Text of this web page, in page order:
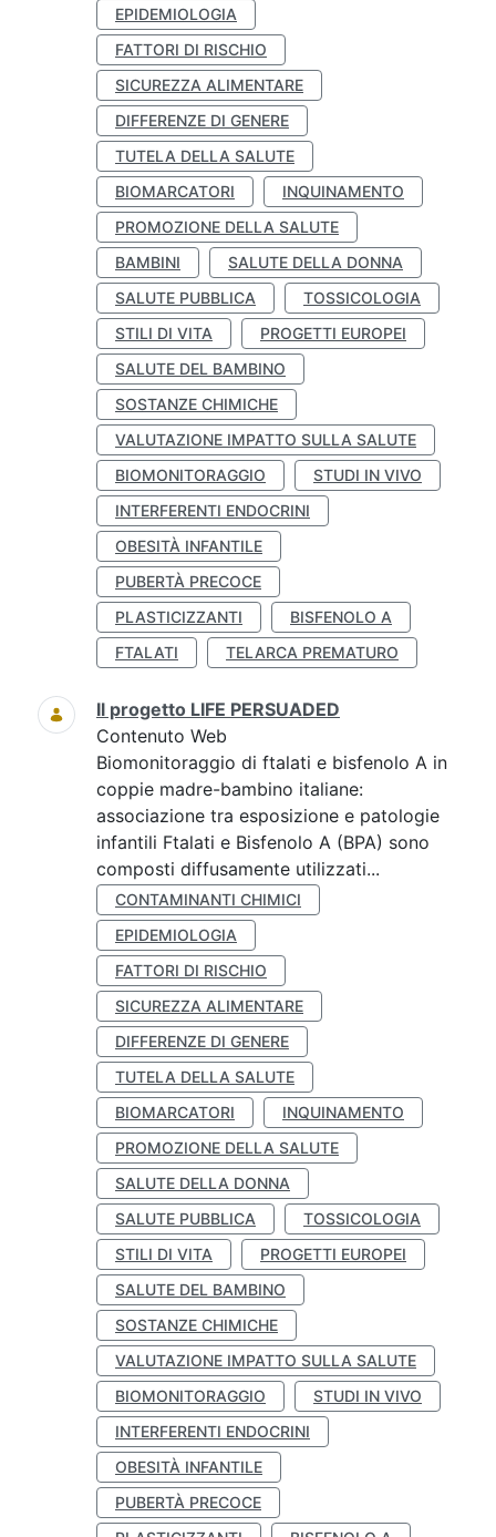
EPIDEMIOLOGIA
FATTORI DI RISCHIO
SICUREZZA ALIMENTARE
DIFFERENZE DI GENERE
TUTELA DELLA SALUTE
BIOMARCATORI
INQUINAMENTO
PROMOZIONE DELLA SALUTE
BAMBINI
SALUTE DELLA DONNA
SALUTE PUBBLICA
TOSSICOLOGIA
STILI DI VITA
PROGETTI EUROPEI
SALUTE DEL BAMBINO
SOSTANZE CHIMICHE
VALUTAZIONE IMPATTO SULLA SALUTE
BIOMONITORAGGIO
STUDI IN VIVO
INTERFERENTI ENDOCRINI
OBESITÀ INFANTILE
PUBERTÀ PRECOCE
PLASTICIZZANTI
BISFENOLO A
FTALATI
TELARCA PREMATURO
Il progetto LIFE PERSUADED
Contenuto Web
Biomonitoraggio di ftalati e bisfenolo A in
coppie madre-bambino italiane:
associazione tra esposizione e patologie
infantili Ftalati e Bisfenolo A (BPA) sono
composti diffusamente utilizzati...
CONTAMINANTI CHIMICI
EPIDEMIOLOGIA
FATTORI DI RISCHIO
SICUREZZA ALIMENTARE
DIFFERENZE DI GENERE
TUTELA DELLA SALUTE
BIOMARCATORI
INQUINAMENTO
PROMOZIONE DELLA SALUTE
SALUTE DELLA DONNA
SALUTE PUBBLICA
TOSSICOLOGIA
STILI DI VITA
PROGETTI EUROPEI
SALUTE DEL BAMBINO
SOSTANZE CHIMICHE
VALUTAZIONE IMPATTO SULLA SALUTE
BIOMONITORAGGIO
STUDI IN VIVO
INTERFERENTI ENDOCRINI
OBESITÀ INFANTILE
PUBERTÀ PRECOCE